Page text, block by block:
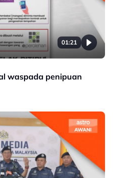
01:21
waspada penipuan